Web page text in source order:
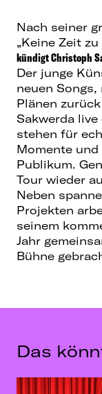
Nach seiner
„Keine Zeit
kündigtChristoph
Der junge
neuen Songs,
Plänen
Sakwerda
stehen für
Momente und
Publikum.
Tour wieder
Neben
Projekten
seinem
Jahr
Bühne
Das